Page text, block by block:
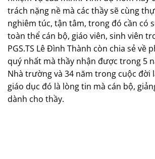
trách nặng nề mà các thầy sẽ cùng
nghiêm túc, tận tâm, trong đó cần có
toàn thể cán bộ, giáo viên, sinh viên
PGS.TS Lê Đình Thành còn chia sẻ về
quý nhất mà thầy nhận được trong 5
Nhà trường và 34 năm trong cuộc đời
giáo dục đó là lòng tin mà cán bộ,
dành cho thầy.